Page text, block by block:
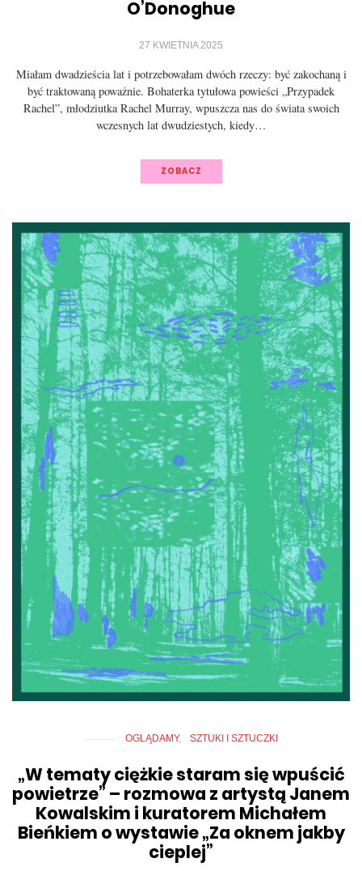
O’Donoghue
27 KWIETNIA 2025
Miałam dwadzieścia lat i potrzebowałam dwóch rzeczy: być zakochaną i
być traktowaną poważnie. Bohaterka tytułowa powieści „Przypadek
Rachel”, młodziutka Rachel Murray, wpuszcza nas do świata swoich
wczesnych lat dwudziestych, kiedy…
ZOBACZ
OGLĄDAMY SZTUKI I SZTUCZKI
„W tematy ciężkie staram się wpuścić
powietrze” – rozmowa z artystą Janem
Kowalskim i kuratorem Michałem
Bieńkiem o wystawie „Za oknem jakby
cieplej”